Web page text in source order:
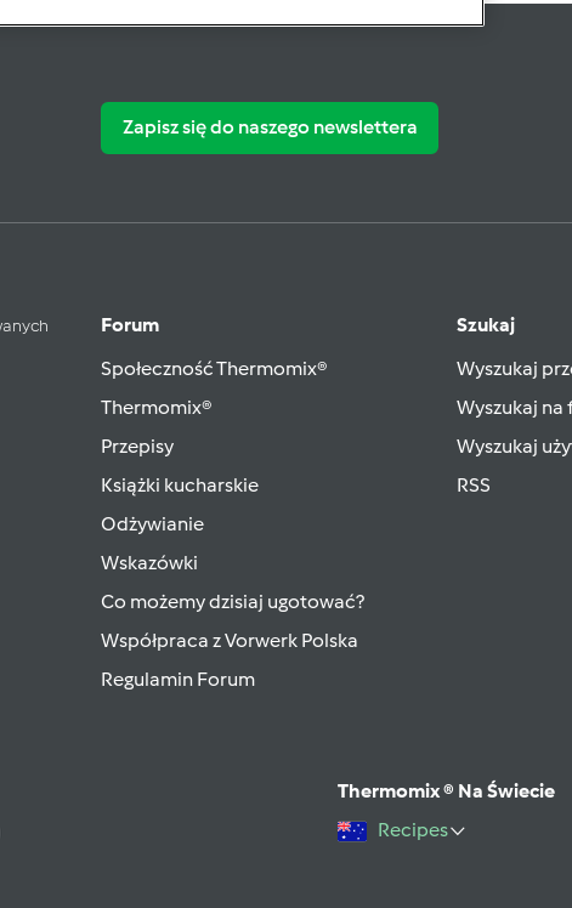
Zapisz się do naszego newslettera
Forum
Społeczność Thermomix®
Thermomix®
Przepisy
Książki kucharskie
Odżywianie
Wskazówki
Co możemy dzisiaj ugotować?
Współpraca z Vorwerk Polska
Regulamin Forum
Szukaj
Wyszukaj
Wyszukaj na
Wyszukaj
RSS
Thermomix ® Na Świecie
Recipes